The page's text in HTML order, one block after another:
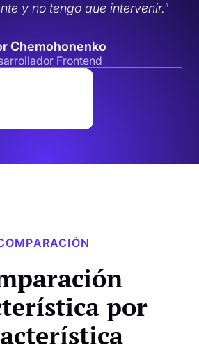
y no tengo que intervenir."
Chemohonenko
Frontend
por